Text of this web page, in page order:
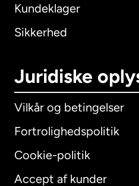
Kundeklager
Sikkerhed
Juridiske
Vilkår og betingelser
Fortrolighedspolitik
Cookie-politik
Accept af kunder